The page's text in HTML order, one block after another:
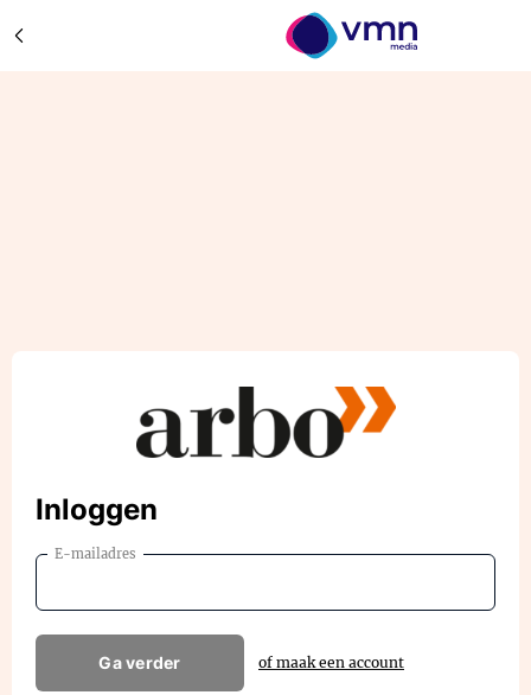
Inloggen
E-mailadres
Ga verder of maak een account